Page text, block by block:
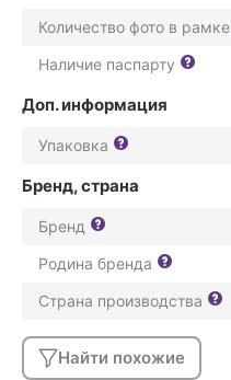
Количество фото в рамке
Наличие паспарту
Доп. информация
Упаковка
Бренд, страна
Бренд
Родина бренда
Страна производства
Найти похожие